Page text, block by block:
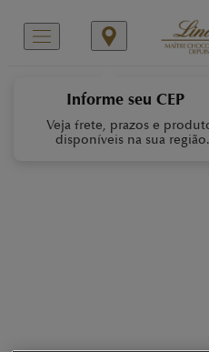
Informe seu CEP
Veja frete, prazos e
disponíveis na sua região.